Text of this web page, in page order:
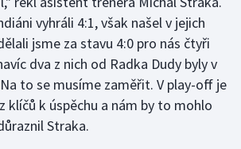
vyhráli 4:1, však našel v jejich
jsme za stavu 4:0 pro nás čtyři
dva z nich od Radka Dudy byly v
to se musíme zaměřit. V play-off je
klíčů k úspěchu a nám by to mohlo
Straka.